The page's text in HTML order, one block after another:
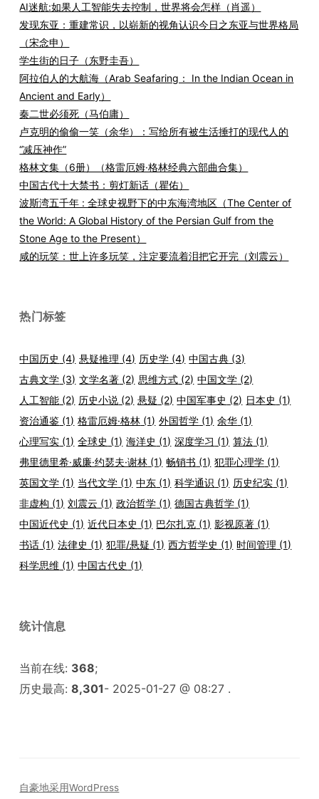
AI迷航:如果人工智能失去控制，世界将会怎样（肖遥）
发现东亚：重建常识，以崭新的视角认识今日之东亚与世界格局
（宋念申）
学生街的日子（东野圭吾）
阿拉伯人的大航海（Arab Seafaring： In the Indian Ocean in
Ancient and Early）
秦二世必须死（马伯庸）
卢克明的偷偷一笑（余华）：写给所有被生活捶打的现代人的
“减压神作”
格林文集（6册）（格雷厄姆·格林经典六部曲合集）
中国古代十大禁书：剪灯新话（瞿佑）
波斯湾五千年 : 全球史视野下的中东海湾地区（The Center of
the World: A Global History of the Persian Gulf from the
Stone Age to the Present）
咸的玩笑：世上许多玩笑，注定要流着泪把它开完（刘震云）
热门标签
中国历史 (4) 悬疑推理 (4) 历史学 (4) 中国古典 (3)
古典文学 (3) 文学名著 (2) 思维方式 (2) 中国文学 (2)
人工智能 (2) 历史小说 (2) 悬疑 (2) 中国军事史 (2) 日本史 (1)
资治通鉴 (1) 格雷厄姆·格林 (1) 外国哲学 (1) 余华 (1)
心理写实 (1) 全球史 (1) 海洋史 (1) 深度学习 (1) 算法 (1)
弗里德里希·威廉·约瑟夫·谢林 (1) 畅销书 (1) 犯罪心理学 (1)
英国文学 (1) 当代文学 (1) 中东 (1) 科学通识 (1) 历史纪实 (1)
非虚构 (1) 刘震云 (1) 政治哲学 (1) 德国古典哲学 (1)
中国近代史 (1) 近代日本史 (1) 巴尔扎克 (1) 影视原著 (1)
书话 (1) 法律史 (1) 犯罪/悬疑 (1) 西方哲学史 (1) 时间管理 (1)
科学思维 (1) 中国古代史 (1)
统计信息
当前在线: 368;
历史最高:8,301- 2025-01-27 @ 08:27 .
自豪地采用WordPress